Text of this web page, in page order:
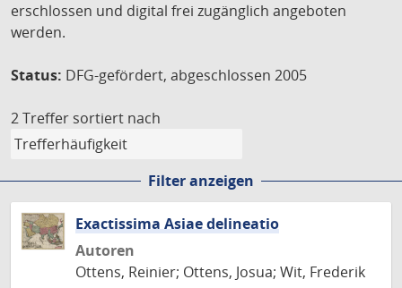
erschlossen und digital frei zugänglich angeboten
werden.
Status: DFG-gefördert, abgeschlossen 2005
2 Treffer sortiert nach
Filter anzeigen
Exactissima Asiae delineatio
Autoren
Ottens, Reinier; Ottens, Josua; Wit, Frederik